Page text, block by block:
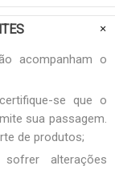
acompanham o
se que o
sua passagem.
de produtos;
alterações